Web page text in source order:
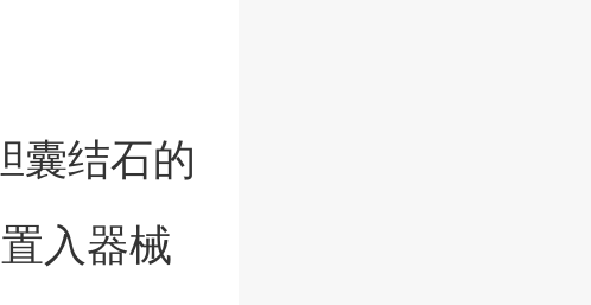
囊结石的
入器械